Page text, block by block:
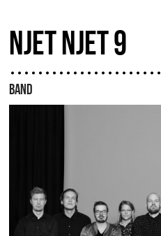
NJET NJET 9
BAND